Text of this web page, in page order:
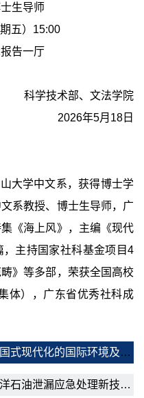
生导师
五）15:00
告一厅
科学技术部、文法学院
2026年5月18日
大学中文系，获得博士学
系教授、博士生导师，广
《海上风》，主编《现代
主持国家社科基金项目4
》等多部，荣获全国高校
体），广东省优秀社科成
上一篇：学术报告：中国式现代化的国际环境及其塑造
下一篇：学术报告：海洋石油泄漏应急处理新技术（加拿大案例）